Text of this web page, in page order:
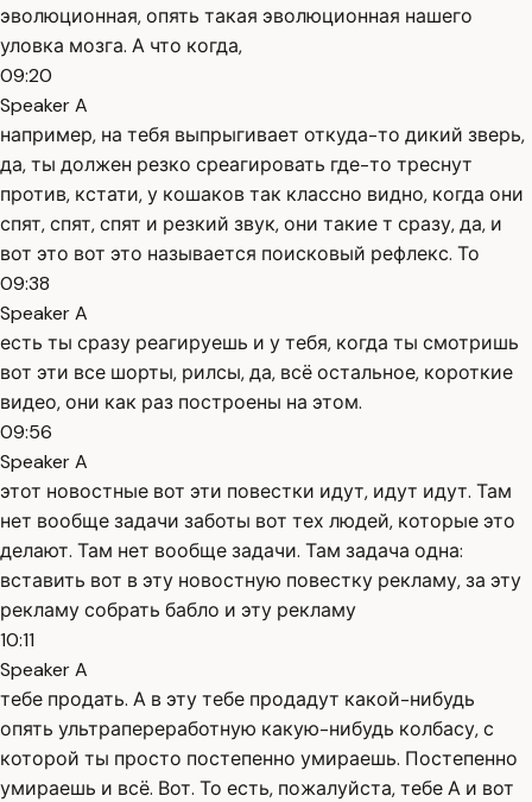
эволюционная, опять такая эволюционная нашего
уловка мозга. А что когда,
09:20
Speaker A
например, на тебя выпрыгивает откуда-то дикий зверь,
да, ты должен резко среагировать где-то треснут
против, кстати, у кошаков так классно видно, когда они
спят, спят, спят и резкий звук, они такие т сразу, да, и
вот это вот это называется поисковый рефлекс. То
09:38
Speaker A
есть ты сразу реагируешь и у тебя, когда ты смотришь
вот эти все шорты, рилсы, да, всё остальное, короткие
видео, они как раз построены на этом.
09:56
Speaker A
этот новостные вот эти повестки идут, идут идут. Там
нет вообще задачи заботы вот тех людей, которые это
делают. Там нет вообще задачи. Там задача одна:
вставить вот в эту новостную повестку рекламу, за эту
рекламу собрать бабло и эту рекламу
10:11
Speaker A
тебе продать. А в эту тебе продадут какой-нибудь
опять ультрапереработную какую-нибудь колбасу, с
которой ты просто постепенно умираешь. Постепенно
умираешь и всё. Вот. То есть, пожалуйста, тебе А и вот